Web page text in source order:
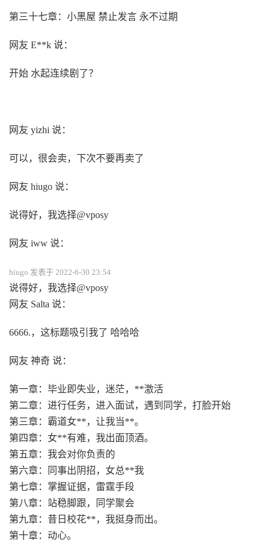
第三十七章：小黑屋 禁止发言 永不过期
网友 E**k 说：
开始 水起连续剧了？
网友 yizhi 说：
可以，很会卖，下次不要再卖了
网友 hiugo 说：
说得好，我选择@vposy
网友 iww 说：
hiugo 发表于 2022-6-30 23:54
说得好，我选择@vposy
网友 Salta 说：
6666.，这标题吸引我了 哈哈哈
网友 神奇 说：
第一章：毕业即失业，迷茫，**激活
第二章：进行任务，进入面试，遇到同学，打脸开始
第三章：霸道女**，让我当**。
第四章：女**有难，我出面顶酒。
第五章：我会对你负责的
第六章：同事出阴招，女总**我
第七章：掌握证据，雷霆手段
第八章：站稳脚跟，同学聚会
第九章：昔日校花**，我挺身而出。
第十章：动心。